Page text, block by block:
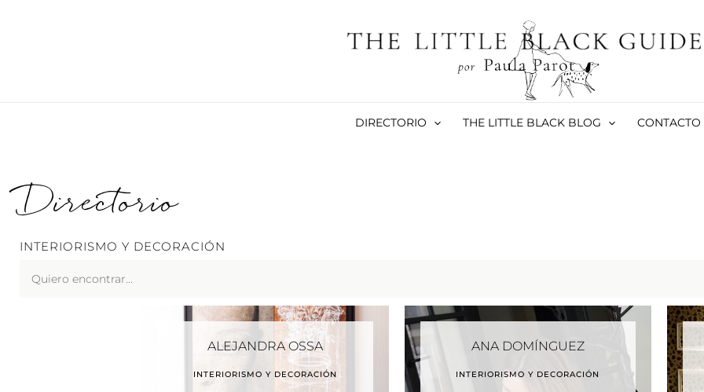
DIRECTORIO THE LITTLE BLACK BLOG CONTACTO
Directorio
INTERIORISMO Y DECORACIÓN
ALEJANDRA OSSA
INTERIORISMO Y DECORACIÓN
ANA DOMÍNGUEZ
INTERIORISMO Y DECORACIÓN